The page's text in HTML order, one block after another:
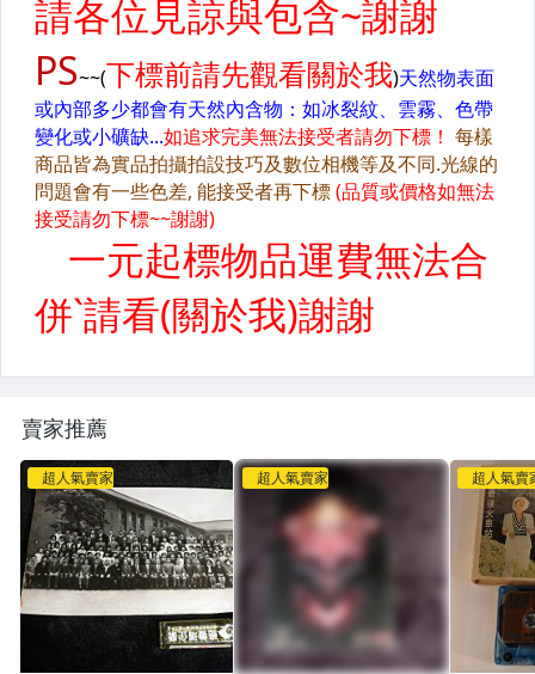
賣家推薦
超人氣賣家 超人氣賣家 超人氣賣